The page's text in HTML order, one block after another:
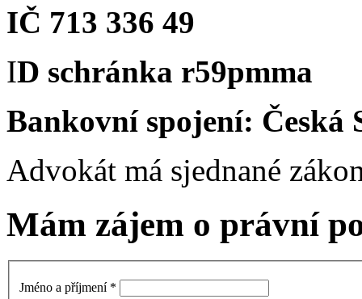
IČ 713 336 49
ID schránka r59pmma
Bankovní spojení: Česká
Advokát má sjednané
Mám zájem o právní
Jméno a příjmení *